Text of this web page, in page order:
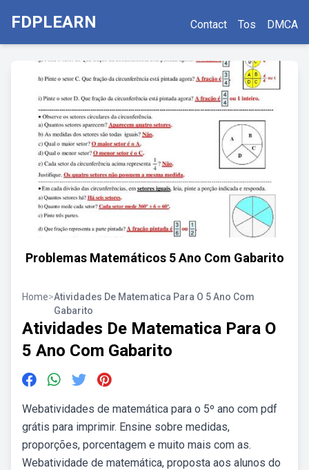
FDPLEARN Contact Tos DMCA
Problemas Matemáticos 5 Ano Com Gabarito
Home>Atividades De Matematica Para O 5 Ano Com
Gabarito
Atividades De Matematica Para O
5 Ano Com Gabarito
Webatividades de matemática para o 5º ano com pdf
grátis para imprimir. Ensine sobre medidas,
proporções, porcentagem e muito mais com as.
Webatividade de matemática, proposta aos alunos do